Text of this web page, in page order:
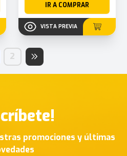
IR A COMPRAR
VISTA PREVIA
2
promociones y últimas